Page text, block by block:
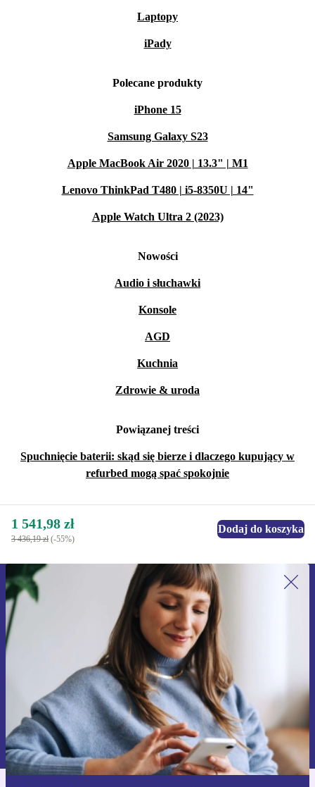
Laptopy
iPady
Polecane produkty
iPhone 15
Samsung Galaxy S23
Apple MacBook Air 2020 | 13.3" | M1
Lenovo ThinkPad T480 | i5-8350U | 14"
Apple Watch Ultra 2 (2023)
Nowości
Audio i słuchawki
Konsole
AGD
Kuchnia
Zdrowie & uroda
Powiązanej treści
Spuchnięcie baterii: skąd się bierze i dlaczego kupujący w
refurbed mogą spać spokojnie
1 541,98 zł
3 436,19 zł (-55%)
Dodaj do koszyka
Zapisz się na nasz newsletter!
Nie przegap żadnej oferty.
Zarejestruj się
Informacje na temat używania danych osobowych znajdują się w
naszej
Polityce prywatności